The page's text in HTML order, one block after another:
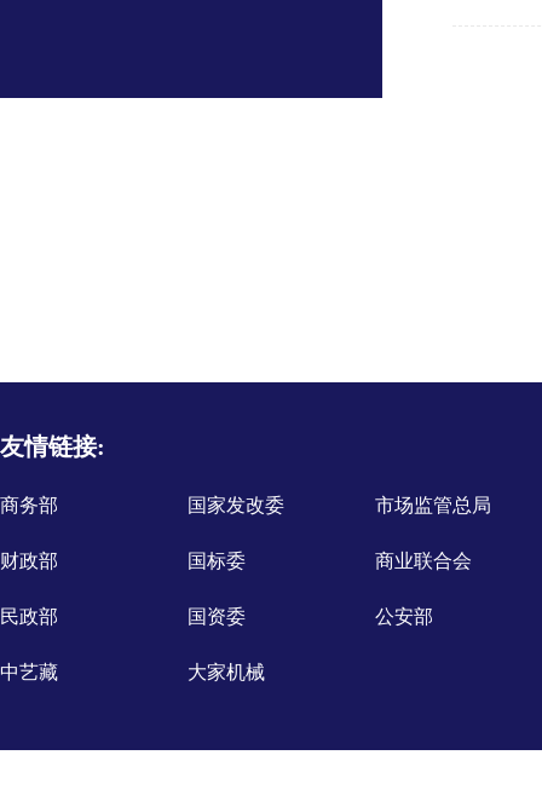
友情链接:
商务部 国家发改委 市场监管总局
财政部 国标委 商业联合会
民政部 国资委 公安部
中艺藏 大家机械